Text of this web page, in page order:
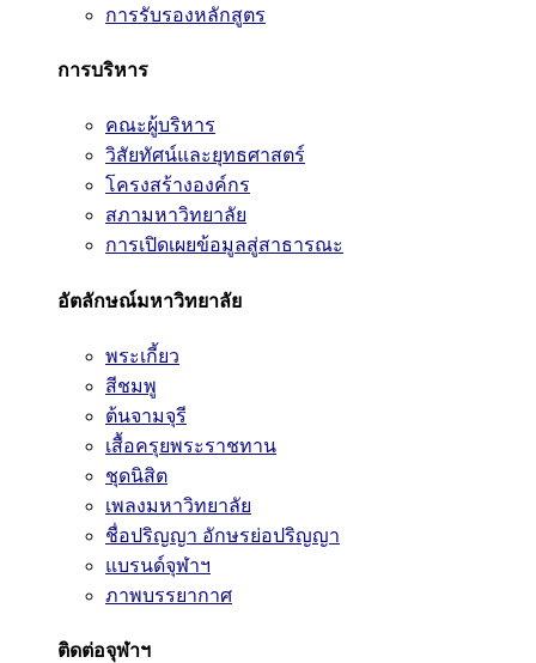
การรับรองหลักสูตร
การบริหาร
คณะผู้บริหาร
วิสัยทัศน์และยุทธศาสตร์
โครงสร้างองค์กร
สภามหาวิทยาลัย
การเปิดเผยข้อมูลสู่สาธารณะ
อัตลักษณ์มหาวิทยาลัย
พระเกี้ยว
สีชมพู
ต้นจามจุรี
เสื้อครุยพระราชทาน
ชุดนิสิต
เพลงมหาวิทยาลัย
ชื่อปริญญา อักษรย่อปริญญา
แบรนด์จุฬาฯ
ภาพบรรยากาศ
ติดต่อจุฬาฯ